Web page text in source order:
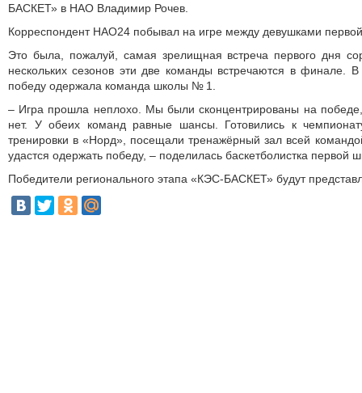
БАСКЕТ» в НАО Владимир Рочев.
Корреспондент НАО24 побывал на игре между девушками
Это была, пожалуй, самая зрелищная встреча первого дня
нескольких сезонов эти две команды встречаются в финале.
победу одержала команда школы № 1.
– Игра прошла неплохо. Мы были сконцентрированы на
нет. У обеих команд равные шансы. Готовились к
тренировки в «Норд», посещали тренажёрный зал всей
удастся одержать победу, – поделилась баскетболистка
Победители регионального этапа «КЭС-БАСКЕТ» будут